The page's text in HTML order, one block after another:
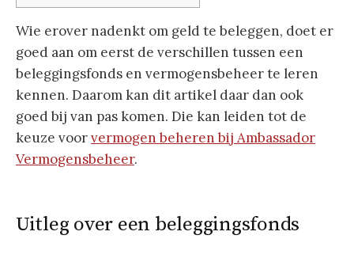
Wie erover nadenkt om geld te beleggen, doet er
goed aan om eerst de verschillen tussen een
beleggingsfonds en vermogensbeheer te leren
kennen. Daarom kan dit artikel daar dan ook
goed bij van pas komen. Die kan leiden tot de
keuze voorvermogen beheren bij Ambassador
Vermogensbeheer.
Uitleg over een beleggingsfonds